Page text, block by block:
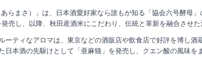
らまさ）」は、日本酒愛好家なら誰もが知る「協会六号酵母
売し、以降、秋田産酒米にこだわり、伝統と革新を融合させた
ーティなアロマは、東京などの酒販店や飲食店で好評を博し
日本酒の先駆けとして「亜麻猫」を発売し、クエン酸の風味を